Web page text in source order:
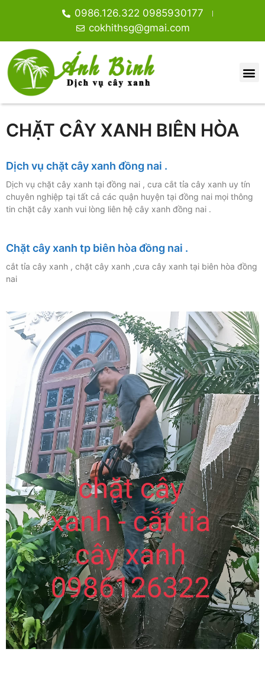
0986.126.322 0985930177
cokhithsg@gmai.com
CHẶT CÂY XANH BIÊN HÒA
Dịch vụ chặt cây xanh đồng nai .
Dịch vụ chặt cây xanh tại đồng nai , cưa cắt tỉa cây xanh uy tín
chuyên nghiệp tại tất cả các quận huyện tại đồng nai mọi thông
tin chặt cây xanh vui lòng liên hệ cây xanh đồng nai .
Chặt cây xanh tp biên hòa đồng nai .
cắt tỉa cây xanh , chặt cây xanh ,cưa cây xanh tại biên hòa đồng
nai